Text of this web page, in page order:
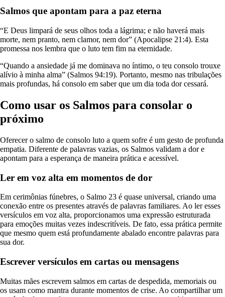
Salmos que apontam para a paz eterna
“E Deus limpará de seus olhos toda a lágrima; e não haverá mais
morte, nem pranto, nem clamor, nem dor” (Apocalipse 21:4). Esta
promessa nos lembra que o luto tem fim na eternidade.
“Quando a ansiedade já me dominava no íntimo, o teu consolo trouxe
alívio à minha alma” (Salmos 94:19). Portanto, mesmo nas tribulações
mais profundas, há consolo em saber que um dia toda dor cessará.
Como usar os Salmos para consolar o
próximo
Oferecer o salmo de consolo luto a quem sofre é um gesto de profunda
empatia. Diferente de palavras vazias, os Salmos validam a dor e
apontam para a esperança de maneira prática e acessível.
Ler em voz alta em momentos de dor
Em cerimônias fúnebres, o Salmo 23 é quase universal, criando uma
conexão entre os presentes através de palavras familiares. Ao ler esses
versículos em voz alta, proporcionamos uma expressão estruturada
para emoções muitas vezes indescritíveis. De fato, essa prática permite
que mesmo quem está profundamente abalado encontre palavras para
sua dor.
Escrever versículos em cartas ou mensagens
Muitas mães escrevem salmos em cartas de despedida, memoriais ou
os usam como mantra durante momentos de crise. Ao compartilhar um